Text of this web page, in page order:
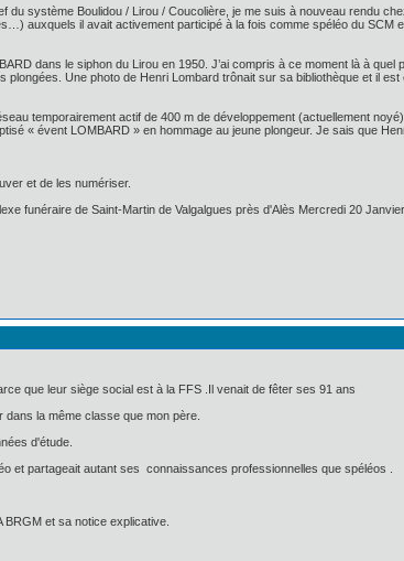
système Boulidou / Lirou / Coucolière, je me suis à nouveau rendu
auxquels il avait activement participé à la fois comme spéléo du SCM
dans le siphon du Lirou en 1950. J’ai compris à ce moment là à quel
Une photo de Henri Lombard trônait sur sa bibliothèque et il
temporairement actif de 400 m de développement (actuellement
« évent LOMBARD » en hommage au jeune plongeur. Je sais que
et de les numériser.
funéraire de Saint-Martin de Valgalgues près d'Alès Mercredi 20 Janvier.
que leur siège social est à la FFS .Il venait de fêter ses 91 ans
la même classe que mon père.
d'étude.
et partageait autant ses connaissances professionnelles que spéléos .
et sa notice explicative.